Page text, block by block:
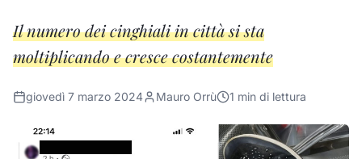
Il numero dei cinghiali in città si sta
moltiplicando e cresce costantemente
giovedì 7 marzo 2024 Mauro Orrù 1 min di lettura